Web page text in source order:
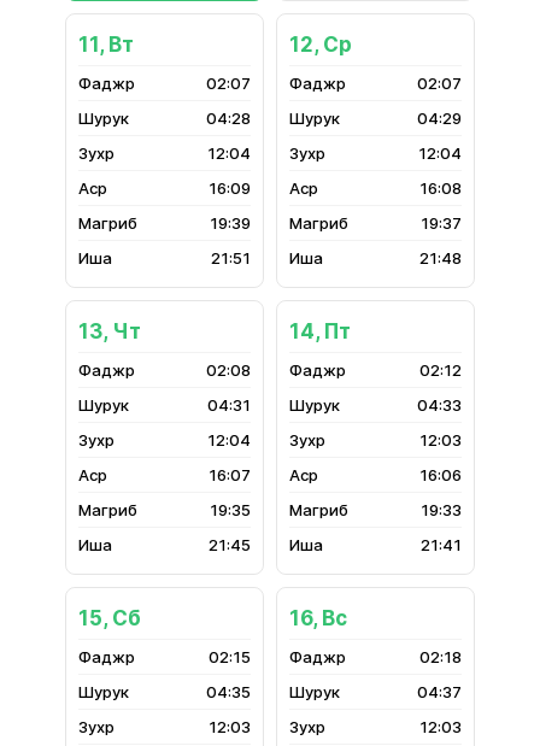
11, Вт
02:07
04:28
12:04
16:09
19:39
21:51
12, Ср
02:07
04:29
12:04
16:08
19:37
21:48
13, Чт
02:08
04:31
12:04
16:07
19:35
21:45
14, Пт
02:12
04:33
12:03
16:06
19:33
21:41
15, Сб
02:15
04:35
12:03
16, Вс
02:18
04:37
12:03